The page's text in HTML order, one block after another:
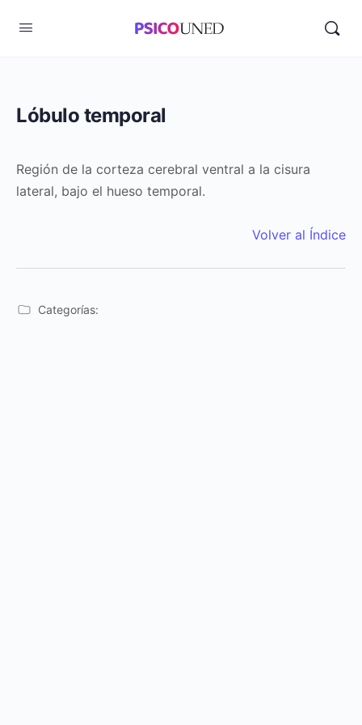
Lóbulo temporal
Región de la corteza cerebral ventral a la cisura
lateral, bajo el hueso temporal.
Volver al Índice
Categorías: